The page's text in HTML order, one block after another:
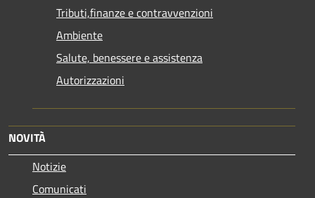
Tributi,finanze e contravvenzioni
Ambiente
Salute, benessere e assistenza
Autorizzazioni
NOVITÀ
Notizie
Comunicati